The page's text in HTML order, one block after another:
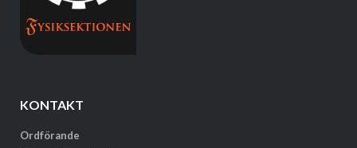
KONTAKT
Ordförande